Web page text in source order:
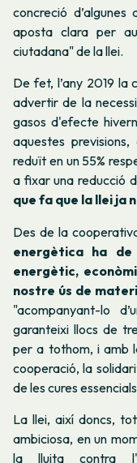
concreció
aposta clara per
ciutadana" de la llei.
De fet, l’any 2019 la
advertir de la
gasos d'efecte
aquestes
reduït en un 55%
a fixar una reducció
que fa que la llei ja
Des de la
energètica ha
energètic,
nostre ús de
"acompanyant-lo
garanteixi llocs de
per a tothom, i amb
cooperació, la
de les cures
La llei, així doncs,
ambiciosa, en un
la lluita contra